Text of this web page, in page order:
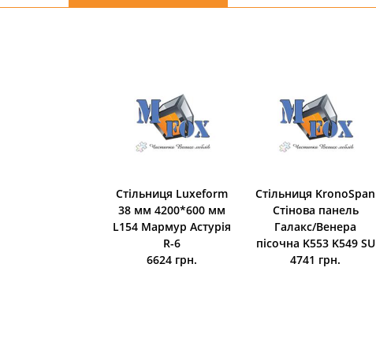
Стільниця Luxeform
38 мм 4200*600 мм
L154 Мармур Астурія
R-6
6624 грн.
Стільниця KronoSpan
Стінова панель
Галакс/Венера
пісочна K553 K549 SU
4741 грн.